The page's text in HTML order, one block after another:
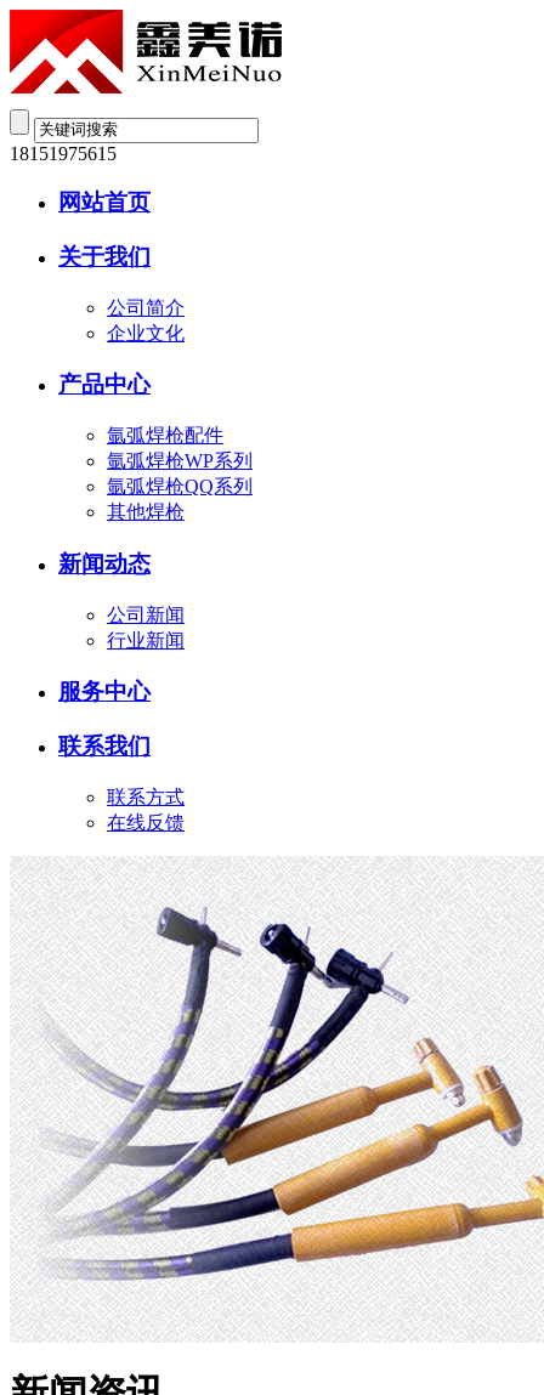
18151975615
网站首页
关于我们
公司简介
企业文化
产品中心
氩弧焊枪配件
氩弧焊枪WP系列
氩弧焊枪QQ系列
其他焊枪
新闻动态
公司新闻
行业新闻
服务中心
联系我们
联系方式
在线反馈